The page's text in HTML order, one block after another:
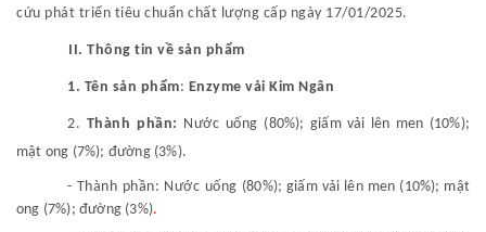
cứu phát triển tiêu chuẩn chất lượng cấp ngày 17/01/2025.
II. Thông tin về sản phẩm
1. Tên sản phẩm: Enzyme vải Kim Ngân
2. Thành phần: Nước uống (80%); giấm vải lên men (10%);
mật ong (7%); đường (3%).
- Thành phần: Nước uống (80%); giấm vải lên men (10%); mật
ong (7%); đường (3%).